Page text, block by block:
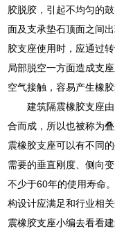
胶脱胶，引起不均匀的
面及支承垫石顶面之间
胶支座使用时，应通过
局部脱空一方面造成支
空气接触，容易产生橡胶
建筑隔震橡胶支座
合而成，所以也被称为
震橡胶支座可以有不同
需要的垂直刚度、侧向
不少于60年的使用寿命
构设计应满足和行业相
震橡胶支座小编去看看